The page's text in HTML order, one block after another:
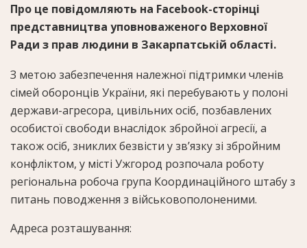
Про це повідомляють на Facebook-сторінці
представництва уповноваженого Верховної
Ради з прав людини в Закарпатській області.
З метою забезпечення належної підтримки членів
сімей оборонців України, які перебувають у полоні
держави-агресора, цивільних осіб, позбавлених
особистої свободи внаслідок збройної агресії, а
також осіб, зниклих безвісти у зв’язку зі збройним
конфліктом, у місті Ужгород розпочала роботу
регіональна робоча група Координаційного штабу з
питань поводження з військовополоненими.
Адреса розташування: